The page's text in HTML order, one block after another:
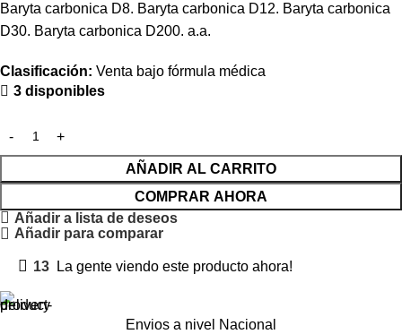
Baryta carbonica D8. Baryta carbonica D12. Baryta carbonica
D30. Baryta carbonica D200. a.a.
Clasificación: Venta bajo fórmula médica
3 disponibles
AÑADIR AL CARRITO
COMPRAR AHORA
Añadir a lista de deseos
Añadir para comparar
13 La gente viendo este producto ahora!
Envios a nivel Nacional